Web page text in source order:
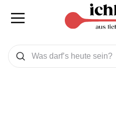
Was wollen Sie suchen
Suchen